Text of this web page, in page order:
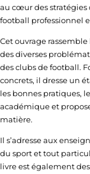
au cœur des stratégies
football professionnel
Cet ouvrage
des diverses
des clubs de football.
concrets, il dresse un
les bonnes pratiques,
académique et
matière.
Il s’adresse aux
du sport et tout
livre est également